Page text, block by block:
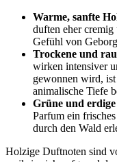
Warme, sanfte
duften eher
Gefühl von
Trockene und
wirken intensiver
gewonnen wird, ist
animalische Tiefe
Grüne und
Parfum ein
durch den Wald
Holzige Duftnoten sind